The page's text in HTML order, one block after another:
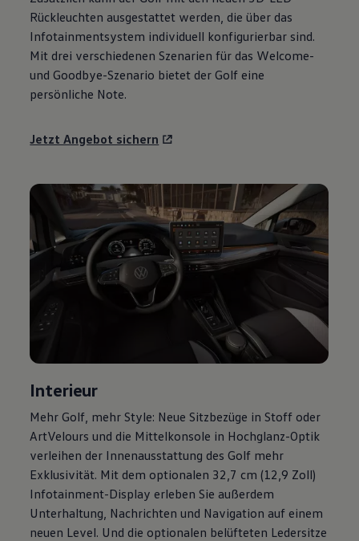
Motorenöl und Flüssigkeiten
Räder und Reifen
Pannen- und Unfallhilfe
Economy Service
Volkswagen Teile
Zubehör
Modellspezifisches Zubehör
Entertainment und Elektronik
Digitale Extras
Dienste für Ihr Modell finden
Volkswagen Apps, Login und Shop
Handy und Fahrzeug verbinden
Updates für Software, Karten und Radio
Über Ihr Auto
Vorgängermodelle
Kundeninformationen
Volkswagen Kundenbetreuung
Warn- und Kontrollleuchten
Digitale Betriebsanleitung
Lifestyle
Familie
Elektromobilität
Volkswagen R
Pannen- und Unfallhilfe
Volkswagen Kundenbetreuung
Rückleuchten ausgestattet werden, die über das
Infotainmentsystem individuell konfigurierbar sind.
Mit drei verschiedenen Szenarien für das Welcome-
und Goodbye-Szenario bietet der Golf eine
persönliche Note.
Jetzt Angebot sichern
Interieur
Mehr Golf , mehr Style: Neue Sitzbezüge in Stoff oder
ArtVelours und die Mittelkonsole in Hochglanz-Optik
verleihen der Innenausstattung des Golf mehr
Exklusivität. Mit dem optionalen 32,7 cm (12,9 Zoll)
Infotainment-Display erleben Sie außerdem
Unterhaltung, Nachrichten und Navigation auf einem
neuen Level. Und die optionalen belüfteten Ledersitze